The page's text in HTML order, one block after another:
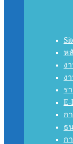
ห
ง
ง
ร
E-
ก
ธ
ก